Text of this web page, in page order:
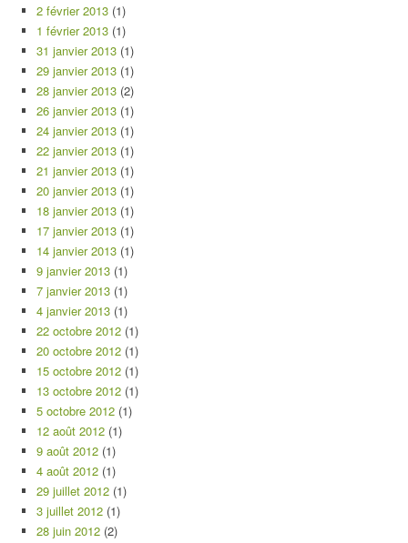
2 février 2013 (1)
1 février 2013 (1)
31 janvier 2013 (1)
29 janvier 2013 (1)
28 janvier 2013 (2)
26 janvier 2013 (1)
24 janvier 2013 (1)
22 janvier 2013 (1)
21 janvier 2013 (1)
20 janvier 2013 (1)
18 janvier 2013 (1)
17 janvier 2013 (1)
14 janvier 2013 (1)
9 janvier 2013 (1)
7 janvier 2013 (1)
4 janvier 2013 (1)
22 octobre 2012 (1)
20 octobre 2012 (1)
15 octobre 2012 (1)
13 octobre 2012 (1)
5 octobre 2012 (1)
12 août 2012 (1)
9 août 2012 (1)
4 août 2012 (1)
29 juillet 2012 (1)
3 juillet 2012 (1)
28 juin 2012 (2)